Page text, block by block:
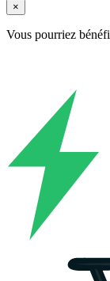
×
Vous pourriez